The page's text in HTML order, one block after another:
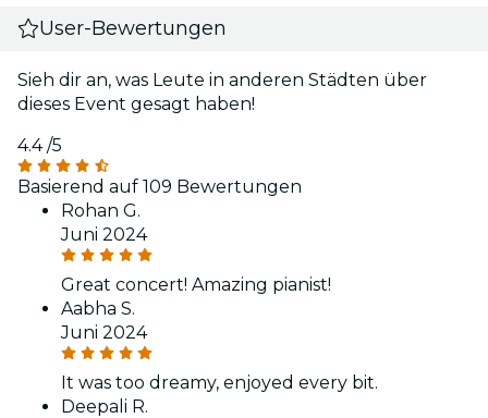
User-Bewertungen
Sieh dir an, was Leute in anderen Städten über
dieses Event gesagt haben!
4.4/5
Basierend auf 109 Bewertungen
Rohan G.
Juni 2024
Great concert! Amazing pianist!
Aabha S.
Juni 2024
It was too dreamy, enjoyed every bit.
Deepali R.